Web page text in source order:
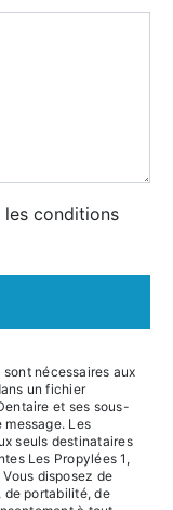
conditions
nécessaires aux
un fichier
et ses sous-
Les
seuls destinataires
Les Propylées 1,
disposez de
de portabilité, de